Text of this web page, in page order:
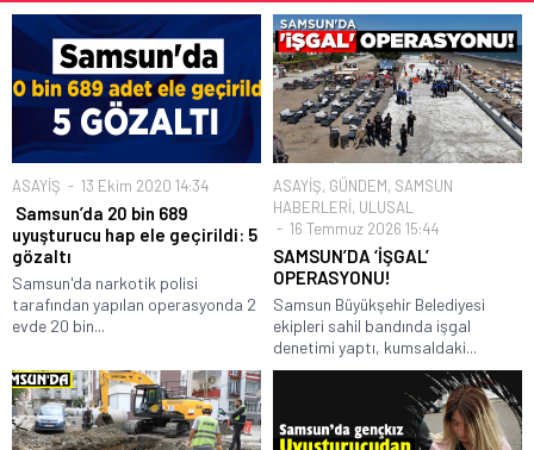
ASAYİŞ 13 Ekim 2020 14:34
Samsun’da 20 bin 689
uyuşturucu hap ele geçirildi: 5
gözaltı
Samsun'da narkotik polisi
tarafından yapılan operasyonda 2
evde 20 bin...
ASAYİŞ, GÜNDEM, SAMSUN
HABERLERİ, ULUSAL
16 Temmuz 2026 15:44
SAMSUN’DA ‘İŞGAL’
OPERASYONU!
Samsun Büyükşehir Belediyesi
ekipleri sahil bandında işgal
denetimi yaptı, kumsaldaki...